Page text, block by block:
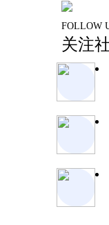
FOLLOW
关注